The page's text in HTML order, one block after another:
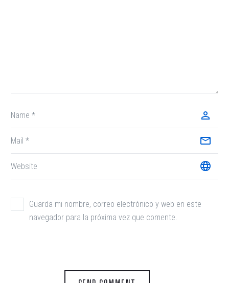
Guarda mi nombre, correo electrónico y web en este
navegador para la próxima vez que comente.